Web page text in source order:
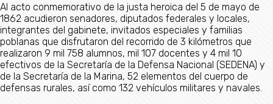
Al acto conmemorativo de la justa heroica del 5 de mayo de
1862 acudieron senadores, diputados federales y locales,
integrantes del gabinete, invitados especiales y familias
poblanas que disfrutaron del recorrido de 3 kilómetros que
realizaron 9 mil 758 alumnos, mil 107 docentes y 4 mil 10
efectivos de la Secretaría de la Defensa Nacional (SEDENA) y
de la Secretaría de la Marina, 52 elementos del cuerpo de
defensas rurales, así como 132 vehículos militares y navales.